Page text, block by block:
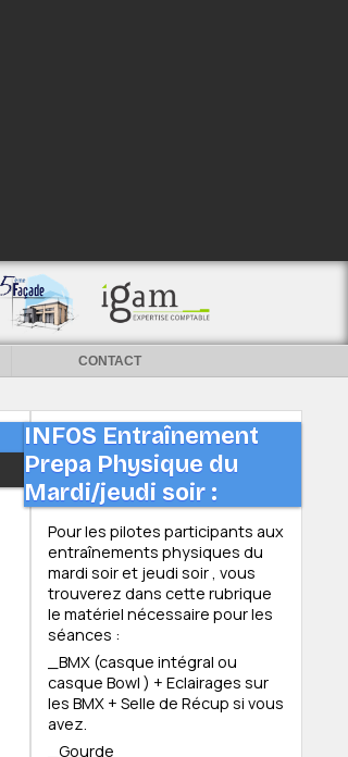
CONTACT
INFOS Entraînement
Prepa Physique du
Mardi/jeudi soir :
Pour les pilotes participants aux
entraînements physiques du
mardi soir et jeudi soir , vous
trouverez dans cette rubrique
le matériel nécessaire pour les
séances :
_BMX (casque intégral ou
casque Bowl ) + Eclairages sur
les BMX + Selle de Récup si vous
avez.
_Gourde